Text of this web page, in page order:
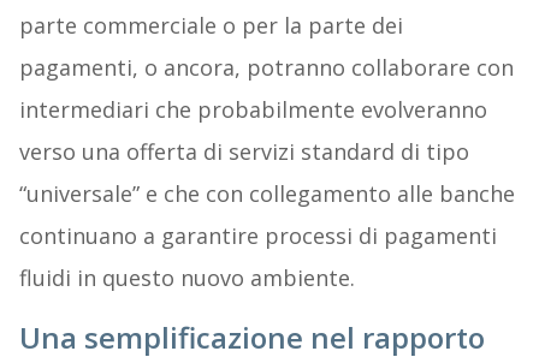
parte commerciale o per la parte dei
pagamenti, o ancora, potranno collaborare con
intermediari che probabilmente evolveranno
verso una offerta di servizi standard di tipo
“universale” e che con collegamento alle banche
continuano a garantire processi di pagamenti
fluidi in questo nuovo ambiente.
Una semplificazione nel rapporto